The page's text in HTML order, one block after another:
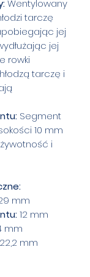
Wentylowany
tarczę
jej
jej
rowki
tarczę i
Segment
10 mm
i
mm
12 mm
mm
22,2 mm